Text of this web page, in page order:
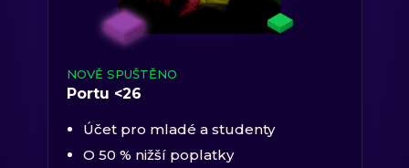
NOVĚ SPUŠTĚNO
Portu <26
Účet pro mladé a studenty
O 50 % nižší poplatky